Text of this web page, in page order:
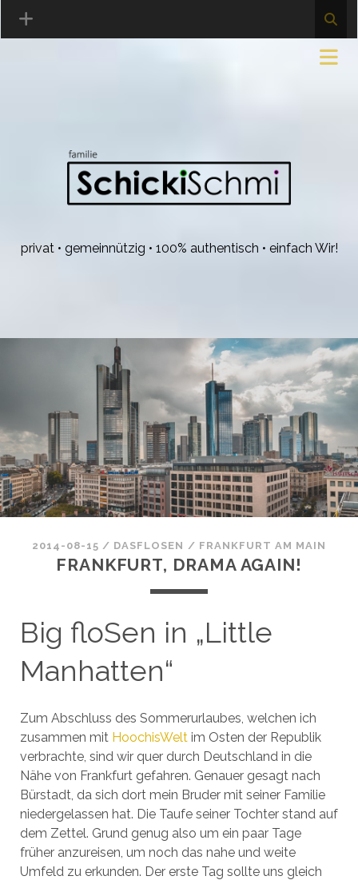
privat • gemeinnützig • 100% authentisch • einfach Wir!
2014-08-15 / DASFLOSEN / FRANKFURT AM MAIN
FRANKFURT, DRAMA AGAIN!
Big floSen in „Little
Manhatten“
Zum Abschluss des Sommerurlaubes, welchen ich
zusammen mit HoochisWeltim Osten der Republik
verbrachte, sind wir quer durch Deutschland in die
Nähe von Frankfurt gefahren. Genauer gesagt nach
Bürstadt, da sich dort mein Bruder mit seiner Familie
niedergelassen hat. Die Taufe seiner Tochter stand auf
dem Zettel. Grund genug also um ein paar Tage
früher anzureisen, um noch das nahe und weite
Umfeld zu erkunden. Der erste Tag sollte uns gleich